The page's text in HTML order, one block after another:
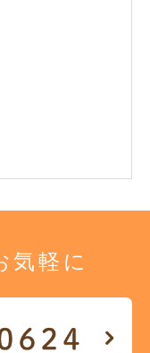
気軽に